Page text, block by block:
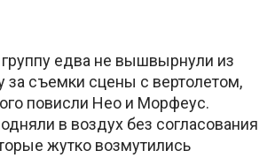
едва не вышвырнули из
за съемки сцены с вертолетом,
повисли Нео и Морфеус.
в воздух без согласования
жутко возмутились